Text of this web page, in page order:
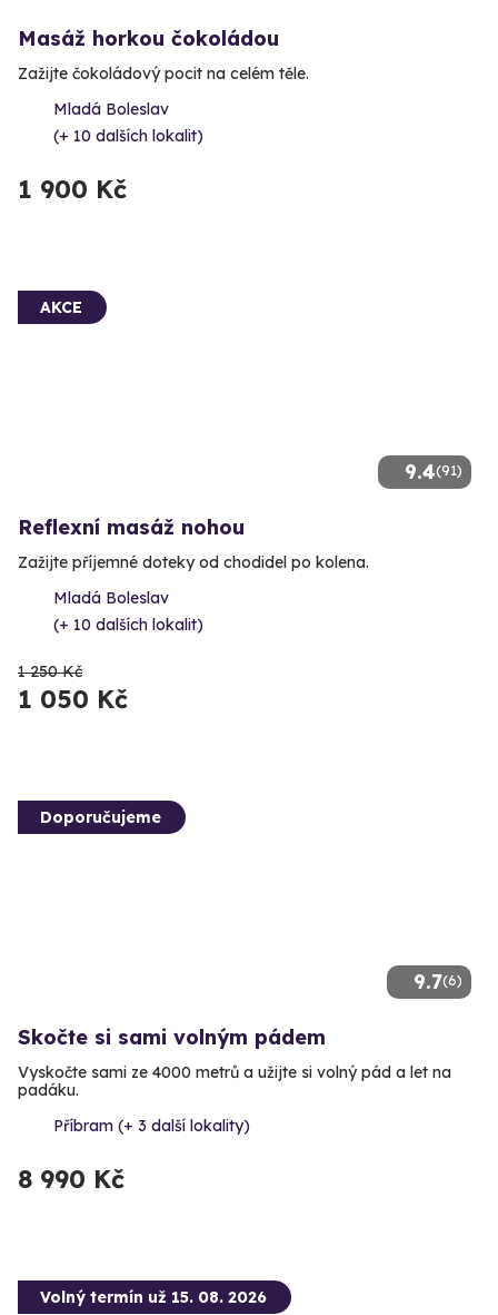
Masáž horkou čokoládou
Zažijte čokoládový pocit na celém těle.
Mladá Boleslav
(+ 10 dalších lokalit)
1 900 Kč
9.4(91)
AKCE
Reflexní masáž nohou
Zažijte příjemné doteky od chodidel po kolena.
Mladá Boleslav
(+ 10 dalších lokalit)
1 250 Kč
1 050 Kč
9.7(6)
Doporučujeme
Skočte si sami volným pádem
Vyskočte sami ze 4000 metrů a užijte si volný pád a let na
padáku.
Příbram (+ 3 další lokality)
8 990 Kč
Volný termín už 15. 08. 2026